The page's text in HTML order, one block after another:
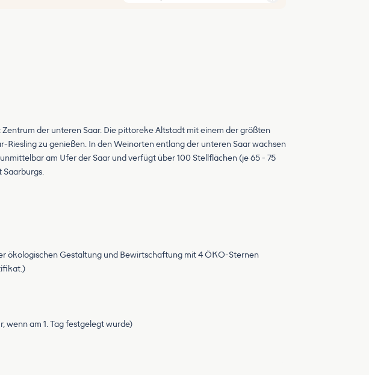
der unteren Saar. Die pittoreke Altstadt mit einem der größten
Riesling zu genießen. In den Weinorten entlang der unteren Saar wachsen
am Ufer der Saar und verfügt über 100 Stellflächen (je 65 - 75
Saarburgs.
ökologischen Gestaltung und Bewirtschaftung mit 4 ÖKO-Sternen
wenn am 1. Tag festgelegt wurde)